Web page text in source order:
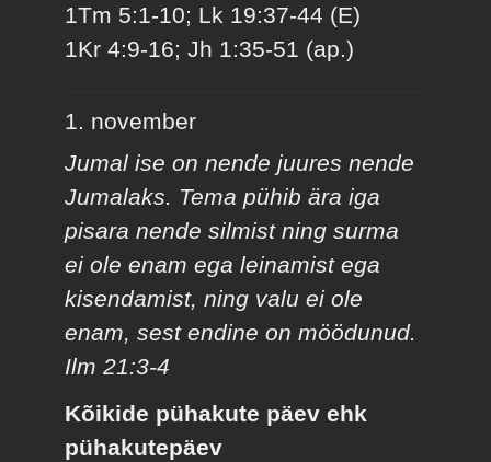
1Tm 5:1-10; Lk 19:37-44 (E)
1Kr 4:9-16; Jh 1:35-51 (ap.)
1. november
Jumal ise on nende juures nende
Jumalaks. Tema pühib ära iga
pisara nende silmist ning surma
ei ole enam ega leinamist ega
kisendamist, ning valu ei ole
enam, sest endine on möödunud.
Ilm 21:3-4
Kõikide pühakute päev ehk
pühakutepäev